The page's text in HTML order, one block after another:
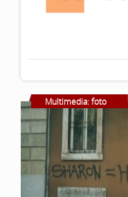
Multimedia: foto